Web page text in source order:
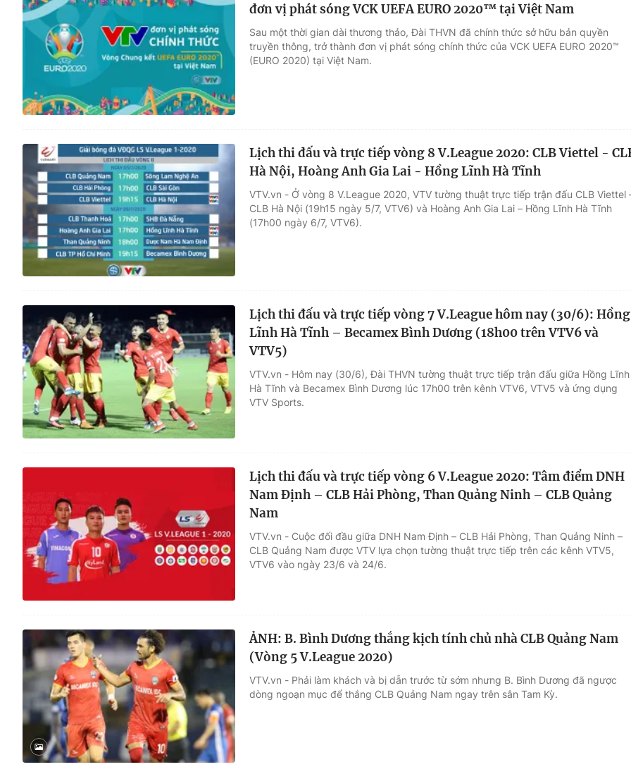
đơn vị phát sóng VCK UEFA EURO 2020™ tại Việt Nam
Sau một thời gian dài thương thảo, Đài THVN đã chính thức sở hữu bản quyền
truyền thông, trở thành đơn vị phát sóng chính thức của VCK UEFA EURO 2020™
(EURO 2020) tại Việt Nam.
Lịch thi đấu và trực tiếp vòng 8 V.League 2020: CLB Viettel -
Hà Nội, Hoàng Anh Gia Lai - Hồng Lĩnh Hà Tĩnh
VTV.vn - Ở vòng 8 V.League 2020, VTV tường thuật trực tiếp trận đấu CLB Viettel
CLB Hà Nội (19h15 ngày 5/7, VTV6) và Hoàng Anh Gia Lai – Hồng Lĩnh Hà Tĩnh
(17h00 ngày 6/7, VTV6).
Lịch thi đấu và trực tiếp vòng 7 V.League hôm nay (30/6): Hồng
Lĩnh Hà Tĩnh – Becamex Bình Dương (18h00 trên VTV6 và
VTV5)
VTV.vn - Hôm nay (30/6), Đài THVN tường thuật trực tiếp trận đấu giữa Hồng Lĩnh
Hà Tĩnh và Becamex Bình Dương lúc 17h00 trên kênh VTV6, VTV5 và ứng dụng
VTV Sports.
Lịch thi đấu và trực tiếp vòng 6 V.League 2020: Tâm điểm DNH
Nam Định – CLB Hải Phòng, Than Quảng Ninh – CLB Quảng
Nam
VTV.vn - Cuộc đối đầu giữa DNH Nam Định – CLB Hải Phòng, Than Quảng Ninh –
CLB Quảng Nam được VTV lựa chọn tường thuật trực tiếp trên các kênh VTV5,
VTV6 vào ngày 23/6 và 24/6.
ẢNH: B. Bình Dương thắng kịch tính chủ nhà CLB Quảng Nam
(Vòng 5 V.League 2020)
VTV.vn - Phải làm khách và bị dẫn trước từ sớm nhưng B. Bình Dương đã ngược
dòng ngoạn mục để thắng CLB Quảng Nam ngay trên sân Tam Kỳ.